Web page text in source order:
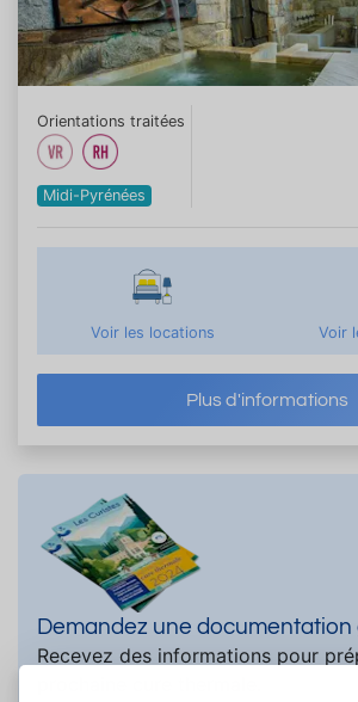
Orientations traitées
Midi-Pyrénées
Voir les locations Voir
Plus d'informations
Demandez une documentation
Recevez des informations pour